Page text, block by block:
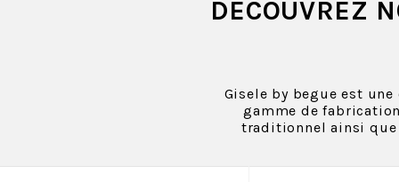
DÉCOUVREZ
Gisele by begue est
gamme de
traditionnel ainsi que